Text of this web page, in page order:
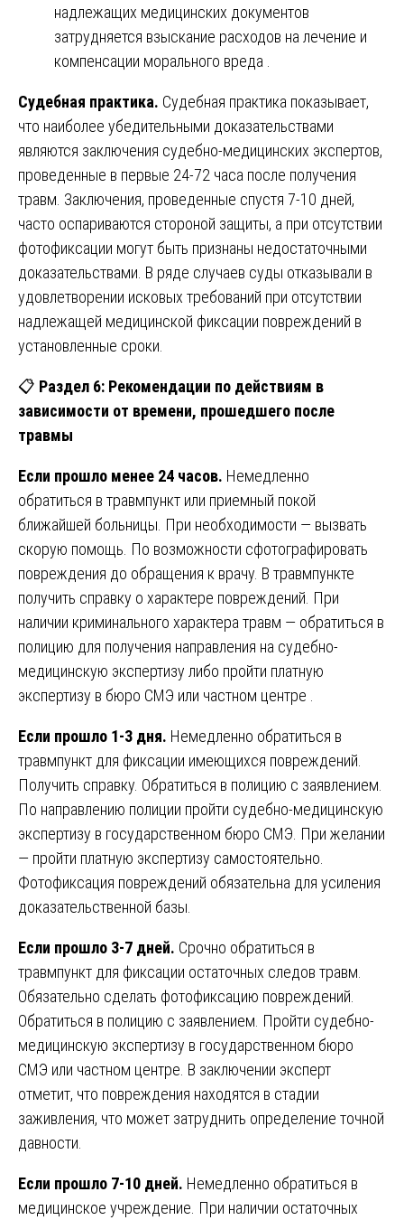
надлежащих медицинских документов
затрудняется взыскание расходов на лечение и
компенсации морального вреда .
Судебная практика. Судебная практика показывает,
что наиболее убедительными доказательствами
являются заключения судебно-медицинских экспертов,
проведенные в первые 24-72 часа после получения
травм. Заключения, проведенные спустя 7-10 дней,
часто оспариваются стороной защиты, а при отсутствии
фотофиксации могут быть признаны недостаточными
доказательствами. В ряде случаев суды отказывали в
удовлетворении исковых требований при отсутствии
надлежащей медицинской фиксации повреждений в
установленные сроки.
📋 Раздел 6: Рекомендации по действиям в
зависимости от времени, прошедшего после
травмы
Если прошло менее 24 часов. Немедленно
обратиться в травмпункт или приемный покой
ближайшей больницы. При необходимости — вызвать
скорую помощь. По возможности сфотографировать
повреждения до обращения к врачу. В травмпункте
получить справку о характере повреждений. При
наличии криминального характера травм — обратиться в
полицию для получения направления на судебно-
медицинскую экспертизу либо пройти платную
экспертизу в бюро СМЭ или частном центре .
Если прошло 1-3 дня. Немедленно обратиться в
травмпункт для фиксации имеющихся повреждений.
Получить справку. Обратиться в полицию с заявлением.
По направлению полиции пройти судебно-медицинскую
экспертизу в государственном бюро СМЭ. При желании
— пройти платную экспертизу самостоятельно.
Фотофиксация повреждений обязательна для усиления
доказательственной базы.
Если прошло 3-7 дней. Срочно обратиться в
травмпункт для фиксации остаточных следов травм.
Обязательно сделать фотофиксацию повреждений.
Обратиться в полицию с заявлением. Пройти судебно-
медицинскую экспертизу в государственном бюро
СМЭ или частном центре. В заключении эксперт
отметит, что повреждения находятся в стадии
заживления, что может затруднить определение точной
давности.
Если прошло 7-10 дней. Немедленно обратиться в
медицинское учреждение. При наличии остаточных